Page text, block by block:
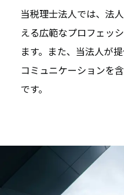
当税理士法人では、法
える広範なプロフェッ
ます。また、当法人が
コミュニケーションを
です。